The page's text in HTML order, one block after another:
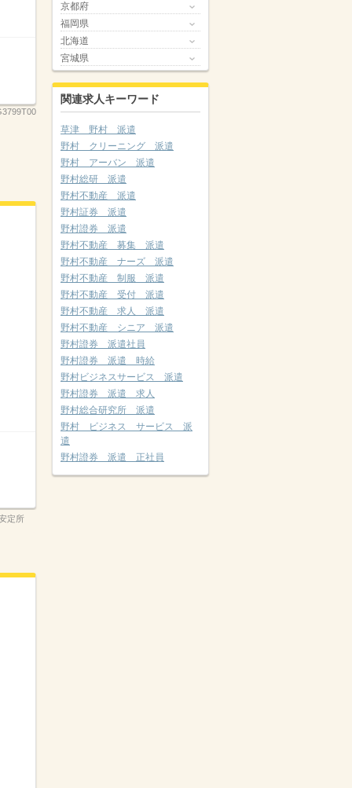
定所
京都府
福岡県
北海道
宮城県
関連求人キーワード
草津 野村 派遣
野村 クリーニング 派遣
野村 アーバン 派遣
野村総研 派遣
野村不動産 派遣
野村証券 派遣
野村證券 派遣
野村不動産 募集 派遣
野村不動産 ナーズ 派遣
野村不動産 制服 派遣
野村不動産 受付 派遣
野村不動産 求人 派遣
野村不動産 シニア 派遣
野村證券 派遣社員
野村證券 派遣 時給
野村ビジネスサービス 派遣
野村證券 派遣 求人
野村総合研究所 派遣
野村 ビジネス サービス 派
遣
野村證券 派遣 正社員